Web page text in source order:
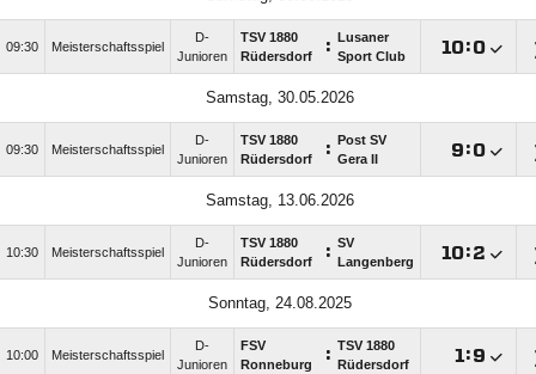
09:30 Meisterschaftsspiel
D-
Junioren
TSV 1880
Rüdersdorf
:
Lusaner
Sport Club
:
Samstag, 30.05.2026
09:30 Meisterschaftsspiel
D-
Junioren
TSV 1880
Rüdersdorf
:
Post SV
Gera II
:
Samstag, 13.06.2026
10:30 Meisterschaftsspiel
D-
Junioren
TSV 1880
Rüdersdorf
: SV
Langenberg
:
Sonntag, 24.08.2025
10:00 Meisterschaftsspiel
D-
Junioren
FSV
Ronneburg
: TSV 1880
Rüdersdorf
: